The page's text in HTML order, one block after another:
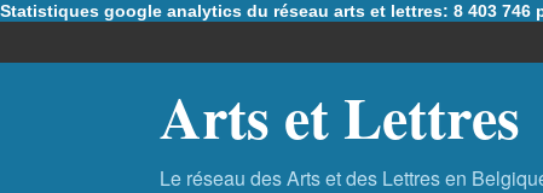
Statistiques google analytics du réseau arts et lettres: 8 403 746
Arts et Lettres